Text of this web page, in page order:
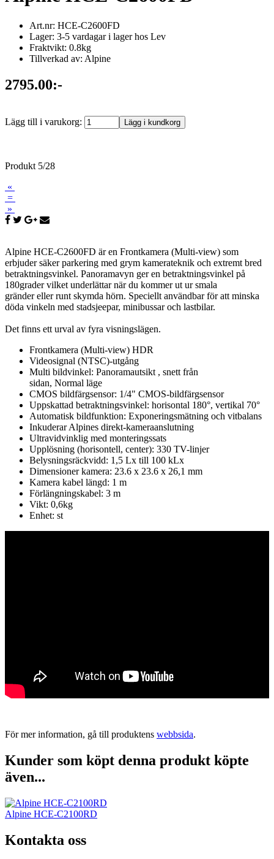
Art.nr: HCE-C2600FD
Lager: 3-5 vardagar i lager hos Lev
Fraktvikt: 0.8kg
Tillverkad av: Alpine
2795.00:-
Lägg till i varukorg:
Produkt 5/28
«
=
»
Alpine HCE-C2600FD är en Frontkamera (Multi-view) som
erbjuder säker parkering med grym kamerateknik och extremt bred
betraktningsvinkel. Panoramavyn ger en betraktningsvinkel på
180grader vilket underlättar när du kommer ut ur smala
gränder eller runt skymda hörn. Speciellt användbar för att minska
döda vinkeln med stadsjeepar, minibussar och lastbilar.
Det finns ett urval av fyra visningslägen.
Frontkamera (Multi-view) HDR
Videosignal (NTSC)-utgång
Multi bildvinkel: Panoramautsikt , snett från
sidan, Normal läge
CMOS bildfärgsensor: 1/4" CMOS-bildfärgsensor
Uppskattad betraktningsvinkel: horisontal 180°, vertikal 70°
Automatisk bildfunktion: Exponeringsmätning och vitbalans
Inkuderar Alpines direkt-kameraanslutning
Ultravidvinklig med monteringssats
Upplösning (horisontell, center): 330 TV-linjer
Belysningsräckvidd: 1,5 Lx till 100 kLx
Dimensioner kamera: 23.6 x 23.6 x 26,1 mm
Kamera kabel längd: 1 m
Förlängningskabel: 3 m
Vikt: 0,6kg
Enhet: st
För mer information, gå till produktens webbsida.
Kunder som köpt denna produkt köpte
även...
Alpine HCE-C2100RD
Kontakta oss